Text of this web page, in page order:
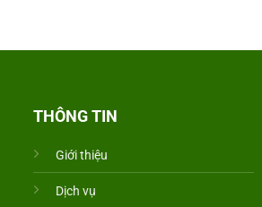
THÔNG TIN
Giới thiệu
Dịch vụ